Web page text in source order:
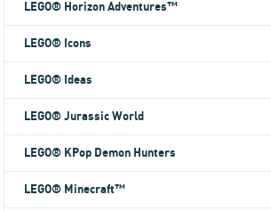
LEGO® Horizon Adventures™
LEGO® Icons
LEGO® Ideas
LEGO® Jurassic World
LEGO® KPop Demon Hunters
LEGO® Minecraft™